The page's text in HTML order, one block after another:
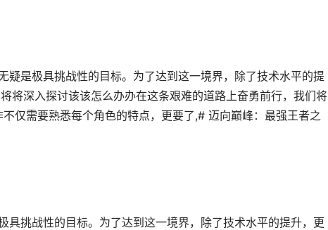
疑是极具挑战性的目标。为了达到这一境界，除了技术水平的提
将深入探讨该该怎么办办在这条艰难的道路上奋勇前行，我们将
仅需要熟悉每个角色的特点，更要了,# 迈向巅峰：最强王者之
具挑战性的目标。为了达到这一境界，除了技术水平的提升，更